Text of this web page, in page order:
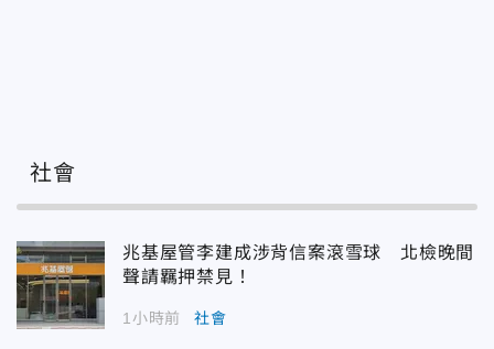
社會
兆基屋管李建成涉背信案滾雪球 北檢晚間
聲請羈押禁見！
1小時前 社會